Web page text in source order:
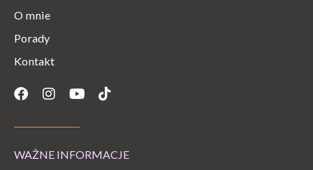
O mnie
Porady
Kontakt
Facebook
Instagram
YoutubeTiktok
WAŻNE INFORMACJE